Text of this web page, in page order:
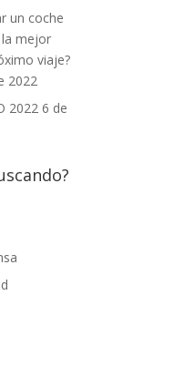
un coche
mejor
viaje?
2022
2022 6 de